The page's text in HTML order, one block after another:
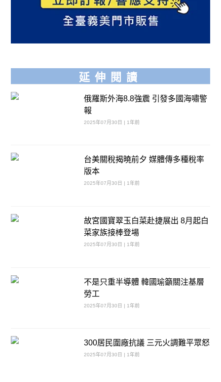
延伸閱讀
俄羅斯外海8.8強震 引發多國海嘯警
報
2025年07月30日 | 1年前
台美關稅揭曉前夕 媒體傳多種稅率
版本
2025年07月30日 | 1年前
故宮國寶翠玉白菜赴捷展出 8月起白
菜家族接棒登場
2025年07月30日 | 1年前
不是只重半導體 韓國瑜籲關注基層
勞工
2025年07月30日 | 1年前
300居民圍廠抗議 三元火調難平眾怒
2025年07月30日 | 1年前